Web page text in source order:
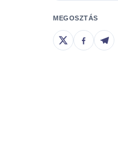
MEGOSZTÁS